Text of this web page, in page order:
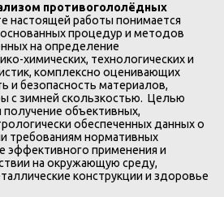
противогололёдных
настоящей работы понимается
процедур и методов
на определение
химических, технологических и
комплексно оценивающих
и безопасность материалов,
с зимней скользкостью. Целью
получение объективных,
обеспеченных данных о
требованиям нормативных
эффективного применения и
на окружающую среду,
конструкции и здоровье